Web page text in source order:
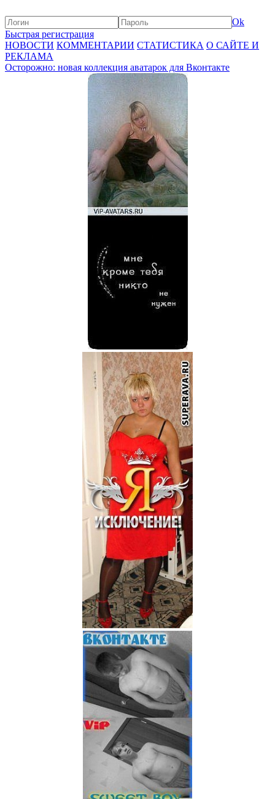
Ok
Быстрая регистрация
НОВОСТИ КОММЕНТАРИИ СТАТИСТИКА О САЙТЕ И
РЕКЛАМА
Осторожно: новая коллекция аватарок для Вконтакте